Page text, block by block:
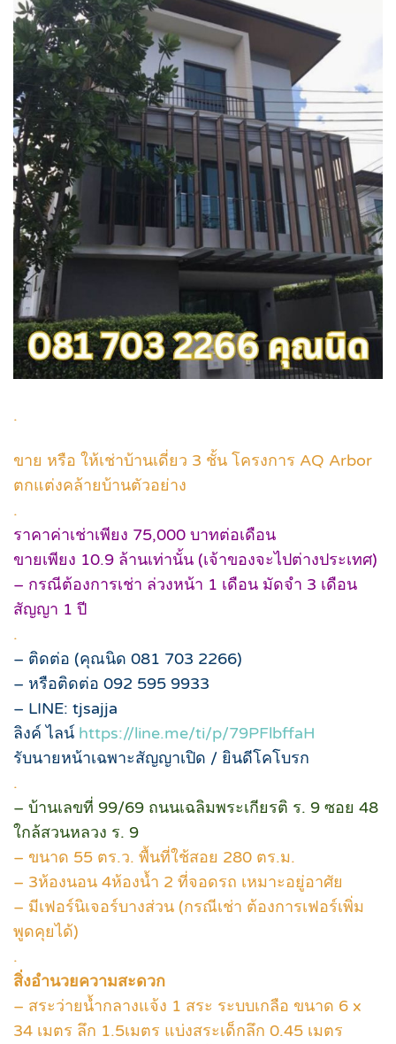
.
ขาย หรือ ให้เช่าบ้านเดี่ยว 3 ชั้น โครงการ AQ Arbor
ตกแต่งคล้ายบ้านตัวอย่าง
.
ราคาค่าเช่าเพียง 75,000 บาทต่อเดือน
ขายเพียง 10.9 ล้านเท่านั้น (เจ้าของจะไปต่างประเทศ)
– กรณีต้องการเช่า ล่วงหน้า 1 เดือน มัดจำ 3 เดือน
สัญญา 1 ปี
.
– ติดต่อ (คุณนิด 081 703 2266)
– หรือติดต่อ 092 595 9933
– LINE: tjsajja
ลิงค์ ไลน์ https://line.me/ti/p/79PFlbffaH
รับนายหน้าเฉพาะสัญญาเปิด / ยินดีโคโบรก
.
– บ้านเลขที่ 99/69 ถนนเฉลิมพระเกียรติ ร. 9 ซอย 48
ใกล้สวนหลวง ร. 9
– ขนาด 55 ตร.ว. พื้นที่ใช้สอย 280 ตร.ม.
– 3ห้องนอน 4ห้องน้ำ 2 ที่จอดรถ เหมาะอยู่อาศัย
– มีเฟอร์นิเจอร์บางส่วน (กรณีเช่า ต้องการเฟอร์เพิ่ม
พูดคุยได้)
.
สิ่งอำนวยความสะดวก
– สระว่ายน้ำกลางแจ้ง 1 สระ ระบบเกลือ ขนาด 6 x
34 เมตร ลึก 1.5เมตร แบ่งสระเด็กลึก 0.45 เมตร